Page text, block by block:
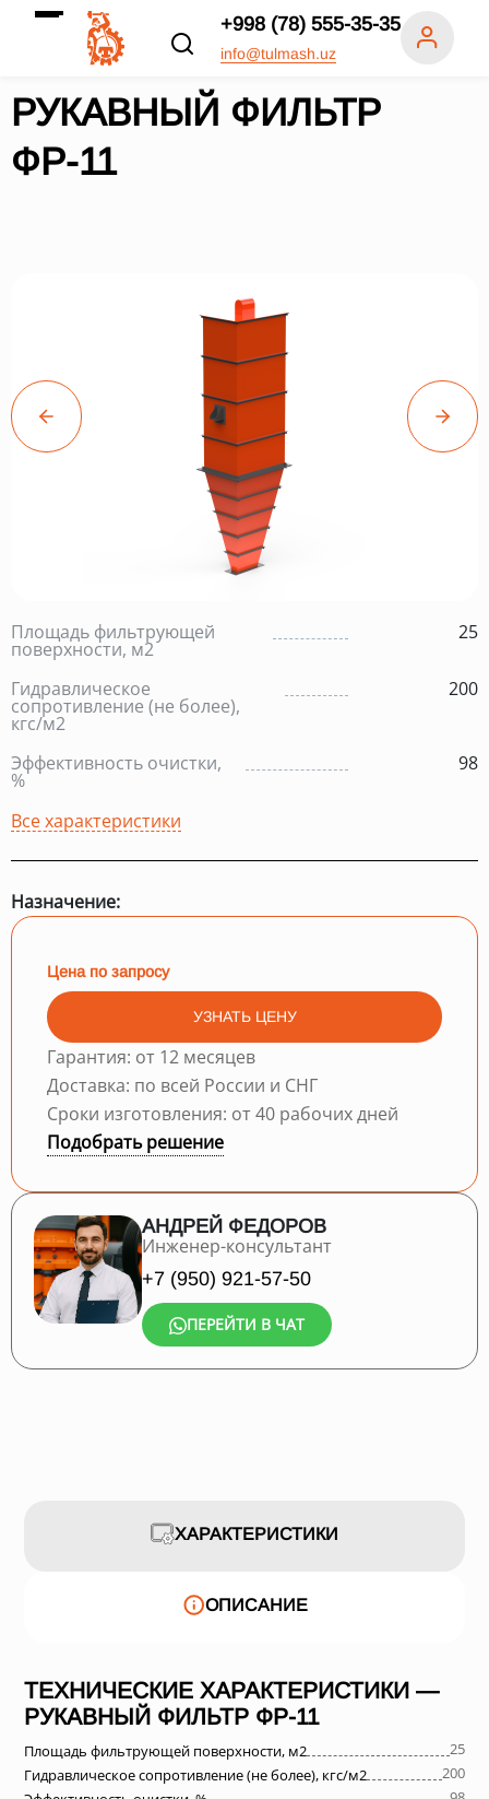
+998 (78) 555-35-35
info@tulmash.uz
РУКАВНЫЙ ФИЛЬТР
ФР-11
Площадь фильтрующей
поверхности, м2
25
Гидравлическое
сопротивление (не более),
кгс/м2
200
Эффективность очистки,
%
98
Все характеристики
Назначение:
Цена по запросу
УЗНАТЬ ЦЕНУ
Гарантия: от 12 месяцев
Доставка: по всей России и СНГ
Сроки изготовления: от 40 рабочих дней
Подобрать решение
АНДРЕЙ ФЕДОРОВ
Инженер-консультант
+7 (950) 921-57-50
ПЕРЕЙТИ В ЧАТ
ХАРАКТЕРИСТИКИ
ОПИСАНИЕ
ТЕХНИЧЕСКИЕ ХАРАКТЕРИСТИКИ —
РУКАВНЫЙ ФИЛЬТР ФР-11
Площадь фильтрующей поверхности, м2
25
Гидравлическое сопротивление (не более), кгс/м2
200